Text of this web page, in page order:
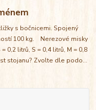
s bočnicemi. Spojený
100 kg. Nerezové misky
0,2 litrů, S = 0,4 litrů, M = 0,8
stojanu? Zvolte dle podo...